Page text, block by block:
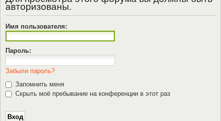
авторизованы.
Имя пользователя:
Пароль:
Забыли пароль?
Запомнить меня
Скрыть моё пребывание на конференции в этот раз